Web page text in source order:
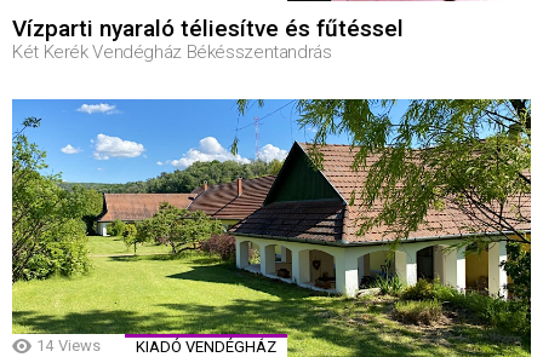
Vízparti nyaraló téliesítve és fűtéssel
Két Kerék Vendégház Békésszentandrás
14 Views KIADÓ VENDÉGHÁZ